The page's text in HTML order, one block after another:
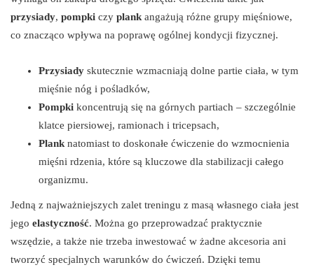
przysiady, pompki czy plank angażują różne grupy mięśniowe,
co znacząco wpływa na poprawę ogólnej kondycji fizycznej.
Przysiady skutecznie wzmacniają dolne partie ciała, w tym
mięśnie nóg i pośladków,
Pompki koncentrują się na górnych partiach – szczególnie
klatce piersiowej, ramionach i tricepsach,
Plank natomiast to doskonałe ćwiczenie do wzmocnienia
mięśni rdzenia, które są kluczowe dla stabilizacji całego
organizmu.
Jedną z najważniejszych zalet treningu z masą własnego ciała jest
jego elastyczność. Można go przeprowadzać praktycznie
wszędzie, a także nie trzeba inwestować w żadne akcesoria ani
tworzyć specjalnych warunków do ćwiczeń. Dzięki temu